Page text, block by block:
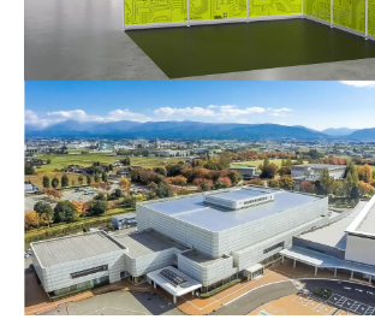
INTERVIEW
お客様インタビュー
RECRUIT
採用情報
GREEN CHALLENGE
環境への取り組み
お問い合わせ / 発送先